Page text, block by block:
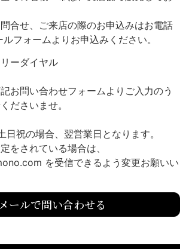
合せ、ご来店の際のお申込みはお電話
フォームよりお申込みください。
ーダイヤル
お問い合わせフォームよりご入力のう
ださいませ。
日祝の場合、翌営業日となります。
をされている場合は、
を受信できるよう変更お願いい
ールで問い合わせる